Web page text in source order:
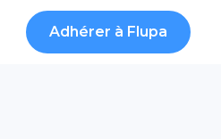
Adhérer à Flupa